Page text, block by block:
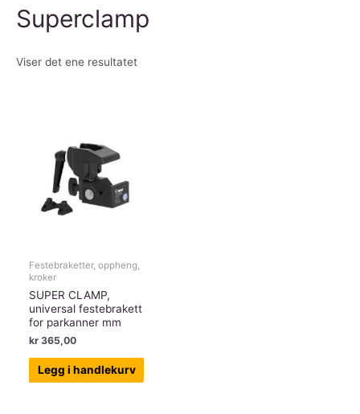
Superclamp
Viser det ene resultatet
Festebraketter, oppheng,
kroker
SUPER CLAMP,
universal festebrakett
for parkanner mm
kr 365,00
Legg i handlekurv